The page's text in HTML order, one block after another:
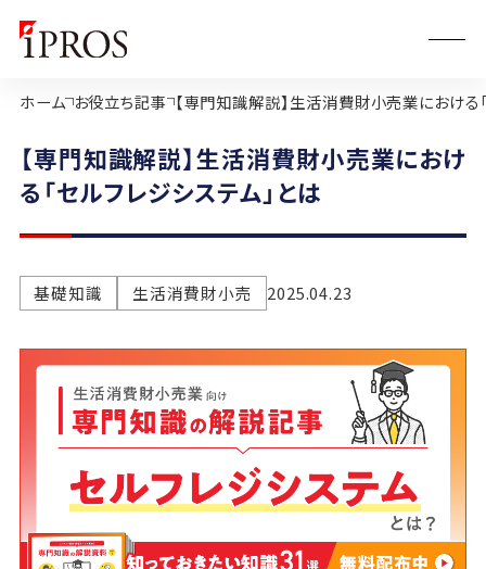
ホーム お役立ち記事 【専門知識解説】生活消費財小売業における
【専門知識解説】生活消費財小売業におけ
る「セルフレジシステム」とは
基礎知識 生活消費財小売 2025.04.23